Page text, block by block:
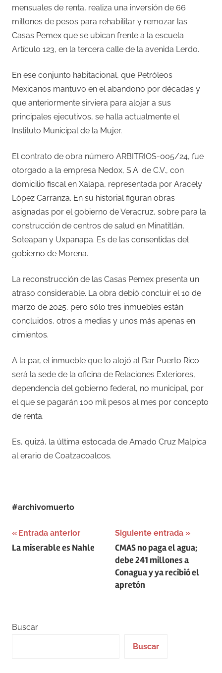
mensuales de renta, realiza una inversión de 66
millones de pesos para rehabilitar y remozar las
Casas Pemex que se ubican frente a la escuela
Artículo 123, en la tercera calle de la avenida Lerdo.
En ese conjunto habitacional, que Petróleos
Mexicanos mantuvo en el abandono por décadas y
que anteriormente sirviera para alojar a sus
principales ejecutivos, se halla actualmente el
Instituto Municipal de la Mujer.
El contrato de obra número ARBITRIOS-005/24, fue
otorgado a la empresa Nedox, S.A. de C.V., con
domicilio fiscal en Xalapa, representada por Aracely
López Carranza. En su historial figuran obras
asignadas por el gobierno de Veracruz, sobre para la
construcción de centros de salud en Minatitlán,
Soteapan y Uxpanapa. Es de las consentidas del
gobierno de Morena.
La reconstrucción de las Casas Pemex presenta un
atraso considerable. La obra debió concluir el 10 de
marzo de 2025, pero sólo tres inmuebles están
concluidos, otros a medias y unos más apenas en
cimientos.
A la par, el inmueble que lo alojó al Bar Puerto Rico
será la sede de la oficina de Relaciones Exteriores,
dependencia del gobierno federal, no municipal, por
el que se pagarán 100 mil pesos al mes por concepto
de renta.
Es, quizá, la última estocada de Amado Cruz Malpica
al erario de Coatzacoalcos.
#archivomuerto
Navegación
de
Entrada anterior
La miserable es Nahle
Siguiente entrada
CMAS no paga el agua;
debe 241 millones a
Conagua y ya recibió el
apretón
Buscar
Buscar